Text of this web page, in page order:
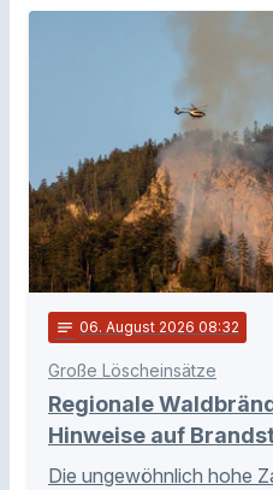
notes 06. August 2026 08:32
Große Löscheinsätze
Regionale
Hinweise auf
Die ungewöhnlich hohe